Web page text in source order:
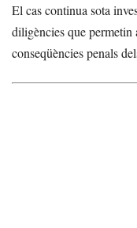
El cas continua sota
diligències que permetin
conseqüències penals